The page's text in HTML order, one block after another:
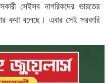
সেইসব নাগরিকদের ভারতের
কথা বলেছে। এবার সেই সরকারি